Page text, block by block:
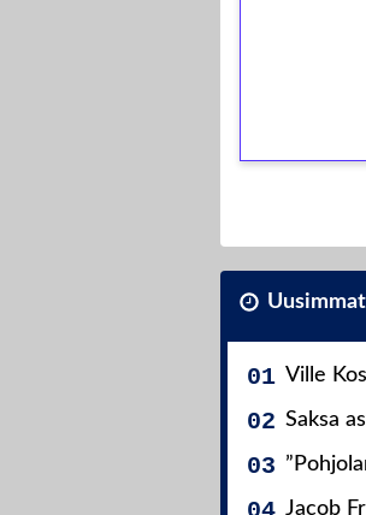
Uusimmat
Ville
Saksa
Jacob